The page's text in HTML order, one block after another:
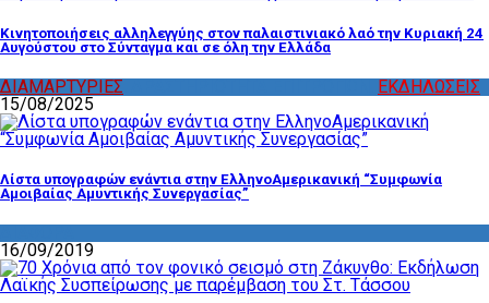
Κινητοποιήσεις αλληλεγγύης στον παλαιστινιακό λαό την Κυριακή 24
Αυγούστου στο Σύνταγμα και σε όλη την Ελλάδα
ΔΙΑΜΑΡΤΥΡΙΕΣ
ΕΚΔΗΛΩΣΕΙΣ
15/08/2025
Λίστα υπογραφών ενάντια στην ΕλληνοΑμερικανική “Συμφωνία
Αμοιβαίας Αμυντικής Συνεργασίας”
16/09/2019